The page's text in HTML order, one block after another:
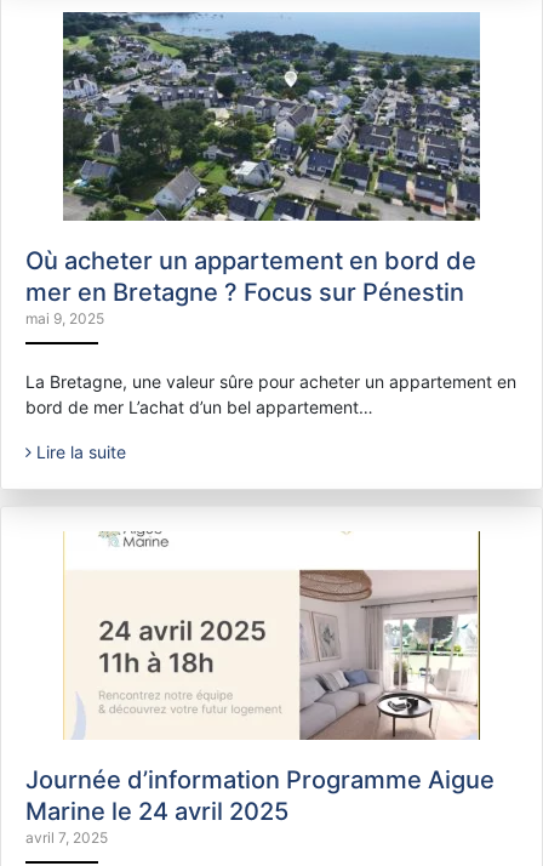
Où acheter un appartement en bord de
mer en Bretagne ? Focus sur Pénestin
mai 9, 2025
La Bretagne, une valeur sûre pour acheter un appartement en
bord de mer L’achat d’un bel appartement…
Lire la suite
Journée d’information Programme Aigue
Marine le 24 avril 2025
avril 7, 2025